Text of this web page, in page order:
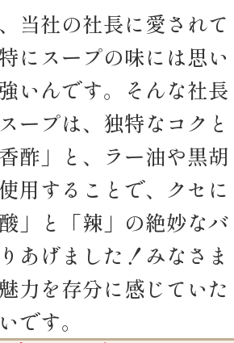
当社の社長に愛されて
にスープの味には思い
いんです。そんな社長
ープは、独特なコクと
酢」と、ラー油や黒胡
用することで、クセに
」と「辣」の絶妙なバ
あげました！みなさま
力を存分に感じていた
です。